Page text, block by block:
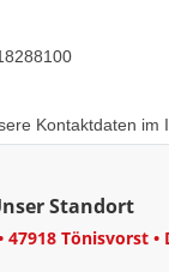
Kontaktdaten im
Standort
47918 Tönisvorst•